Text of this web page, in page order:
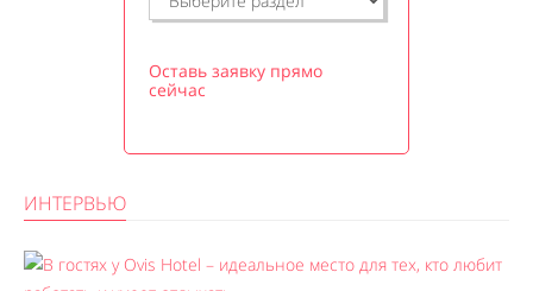
Оставь заявку прямо
сейчас
ИНТЕРВЬЮ